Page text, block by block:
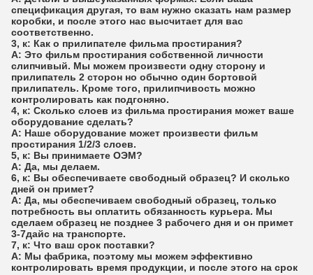
спецификация другая, то вам нужно сказать нам размер
коробки, и после этого нас высчитает для вас
соответственно.
3, к: Как о прилипателе фильма простирания?
А: Это фильм простирания собственной личности
слипчивый. Мы можем произвести одну сторону и
прилипатель 2 сторон но обычно один бортовой
прилипатель. Кроме того, прилипчивость можно
контролировать как подгоняно.
4, к: Сколько слоев из фильма простирания может ваше
оборудование сделать?
А: Наше оборудование может произвести фильм
простирания 1/2/3 слоев.
5, к: Вы принимаете ОЭМ?
А: Да, мы делаем.
6, к: Вы обеспечиваете свободный образец? И сколько
дней он примет?
А: Да, мы обеспечиваем свободный образец, только
потребность вы оплатить обязанность курьера. Мы
сделаем образец не позднее 3 рабочего дня и он примет
3-7дайс на транспорте.
7, к: Что ваш срок поставки?
А: Мы фабрика, поэтому мы можем эффективно
контролировать время продукции, и после этого на срок